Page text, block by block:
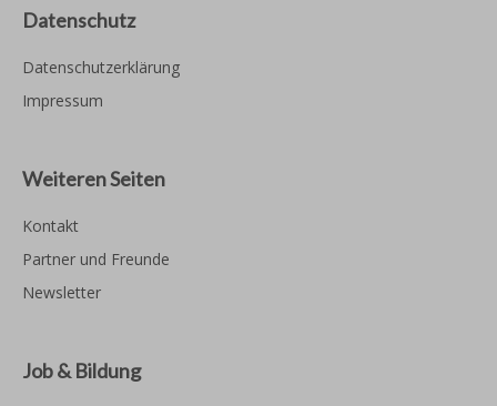
Datenschutz
Datenschutzerklärung
Impressum
Weiteren Seiten
Kontakt
Partner und Freunde
Newsletter
Job & Bildung